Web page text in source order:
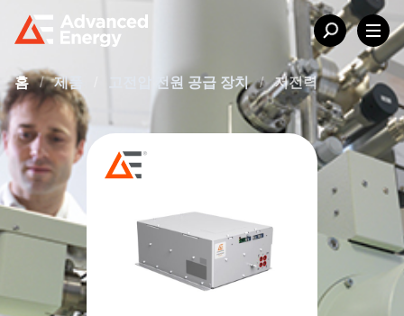
홈 / 제품 고전압 전원 공급 장치 / 저전력